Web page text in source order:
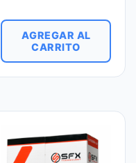
AGREGAR AL
CARRITO